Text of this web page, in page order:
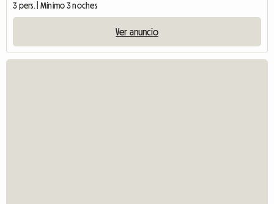
3 pers. | Mínimo 3 noches
Ver anuncio